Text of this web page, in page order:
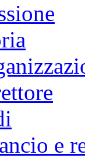
e